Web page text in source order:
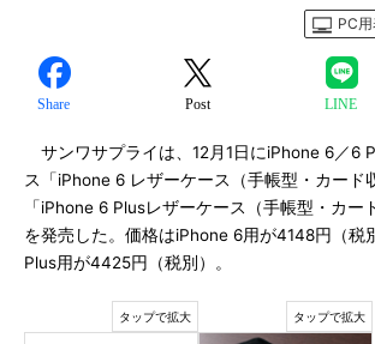
PC
Share Post LINE
サンワサプライは、12月1日にiPhone 6／6
ス「iPhone 6 レザーケース（手帳型・カード
「iPhone 6 Plusレザーケース（手帳型・カー
を発売した。価格はiPhone 6用が4148円（税
Plus用が4425円（税別）。